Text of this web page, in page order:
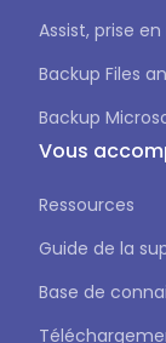
Assist, prise
Backup Files
Backup
Vous
Ressources
Guide de la
Base de